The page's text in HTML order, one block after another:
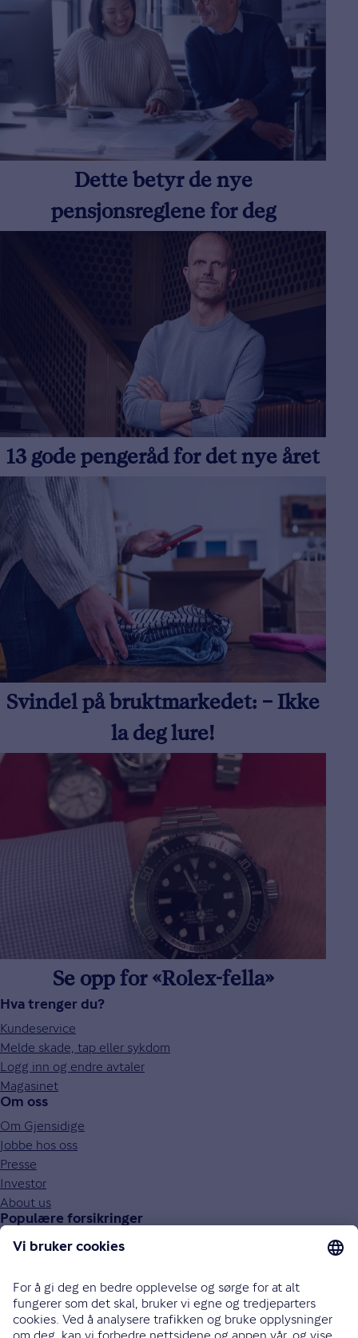
Dette betyr de nye
pensjonsreglene for deg
13 gode pengeråd for det nye året
Svindel på bruktmarkedet: – Ikke
la deg lure!
Se opp for «Rolex-fella»
Hva trenger du?
Kundeservice
Melde skade, tap eller sykdom
Logg inn og endre avtaler
Magasinet
Om oss
Om Gjensidige
Jobbe hos oss
Presse
Investor
About us
Populære forsikringer
Bilforsikring
Innboforsikring
Husforsikring
Livsforsikring